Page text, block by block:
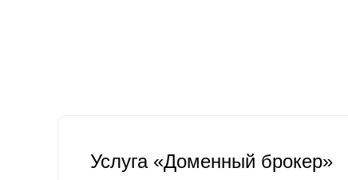
Услуга «Доменный брокер»